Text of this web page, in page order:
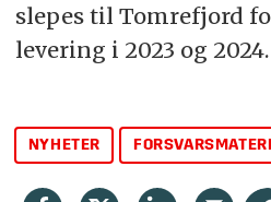
slepes til Tomrefjord
levering i 2023 og 2024.
NYHETER